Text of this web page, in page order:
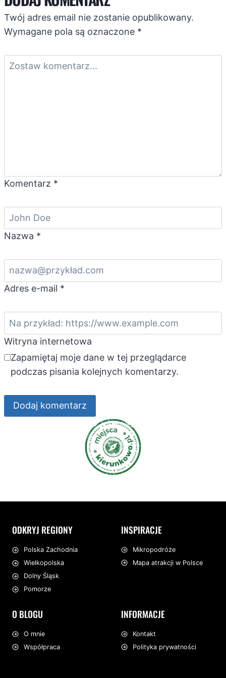
Twój adres email nie zostanie opublikowany.
Wymagane pola są oznaczone *
Komentarz *
Nazwa *
Adres e-mail *
Witryna internetowa
Zapamiętaj moje dane w tej przeglądarce
podczas pisania kolejnych komentarzy.
ODKRYJ REGIONY
Polska Zachodnia
Wielkopolska
Dolny Śląsk
Pomorze
INSPIRACJE
Mikropodróże
Mapa atrakcji w Polsce
O BLOGU
O mnie
Współpraca
INFORMACJE
Kontakt
Polityka prywatności